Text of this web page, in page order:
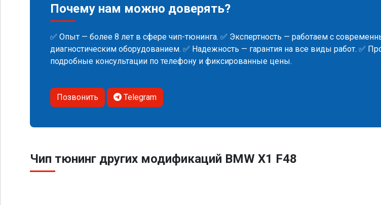
Почему нам можно доверять?
✅ Опыт — более 8 лет в сфере чип-тюнинга. ✅ Экспертность — работаем с
диагностическим оборудованием. ✅ Надежность — гарантия на все виды работ. ✅
подробные консультации по телефону и фиксированные цены.
Позвонить Telegram
Чип тюнинг других модификаций BMW X1 F48